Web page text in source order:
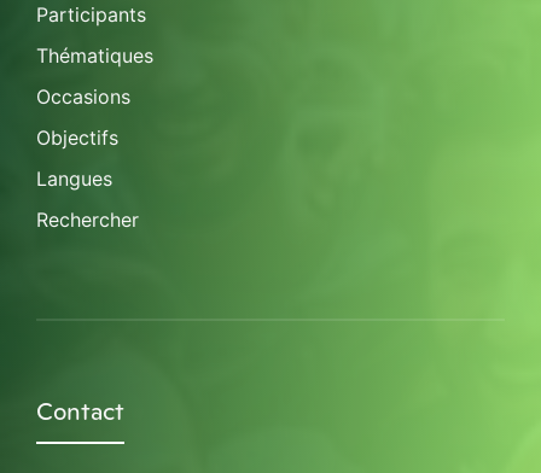
Participants
Thématiques
Occasions
Objectifs
Langues
Rechercher
Contact